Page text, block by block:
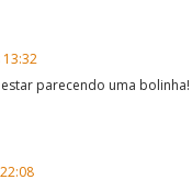
parecendo uma